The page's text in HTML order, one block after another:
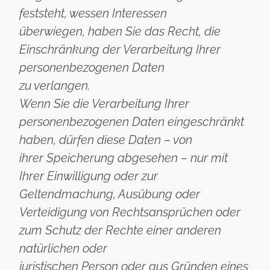
feststeht, wessen Interessen
überwiegen, haben Sie das Recht, die
Einschränkung der Verarbeitung Ihrer
personenbezogenen Daten
zu verlangen.
Wenn Sie die Verarbeitung Ihrer
personenbezogenen Daten eingeschränkt
haben, dürfen diese Daten – von
ihrer Speicherung abgesehen – nur mit
Ihrer Einwilligung oder zur
Geltendmachung, Ausübung oder
Verteidigung von Rechtsansprüchen oder
zum Schutz der Rechte einer anderen
natürlichen oder
juristischen Person oder aus Gründen eines